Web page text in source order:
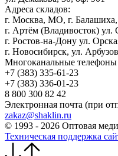
Адреса складов:
г. Москва, МО, г.
г. Артём (Владивосток) ул.
г. Ростов-на-Дону ул.
г. Новосибирск, ул.
Многоканальные телефоны
+7 (383) 335-61-23
+7 (383) 336-01-23
8 800 300 82 42
Электронная почта (при
zakaz@shaklin.ru
© 1993 - 2026 Оптовая
Техническая поддержка